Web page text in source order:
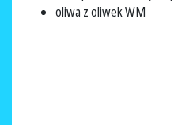
oliwa z oliwek WM